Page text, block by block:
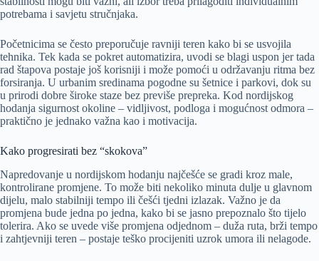
potrebama i savjetu stručnjaka.
Početnicima se često preporučuje ravniji teren kako bi se usvojila
tehnika. Tek kada se pokret automatizira, uvodi se blagi uspon jer tada
rad štapova postaje još korisniji i može pomoći u održavanju ritma bez
forsiranja. U urbanim sredinama pogodne su šetnice i parkovi, dok su
u prirodi dobre široke staze bez previše prepreka. Kod nordijskog
hodanja sigurnost okoline – vidljivost, podloga i mogućnost odmora –
praktično je jednako važna kao i motivacija.
Kako progresirati bez “skokova”
Napredovanje u nordijskom hodanju najčešće se gradi kroz male,
kontrolirane promjene. To može biti nekoliko minuta dulje u glavnom
dijelu, malo stabilniji tempo ili češći tjedni izlazak. Važno je da
promjena bude jedna po jedna, kako bi se jasno prepoznalo što tijelo
tolerira. Ako se uvede više promjena odjednom – duža ruta, brži tempo
i zahtjevniji teren – postaje teško procijeniti uzrok umora ili nelagode.